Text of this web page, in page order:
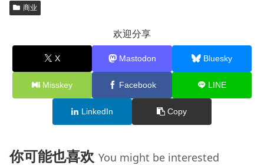
商业
欢迎分享
X Mastodon Bluesky
Misskey Facebook LINE
LinkedIn Copy
你可能也喜欢 You might be interested